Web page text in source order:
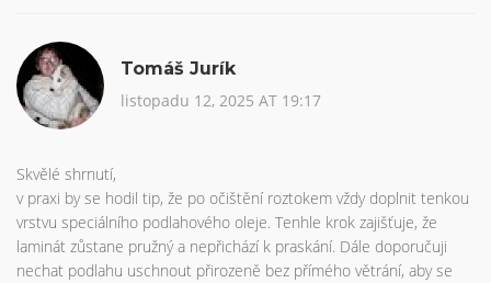
Tomáš Jurík
listopadu 12, 2025 AT 19:17
Skvělé shrnutí,
v praxi by se hodil tip, že po očištění roztokem vždy doplnit tenkou
vrstvu speciálního podlahového oleje. Tenhle krok zajišťuje, že
laminát zůstane pružný a nepřichází k praskání. Dále doporučuji
nechat podlahu uschnout přirozeně bez přímého větrání, aby se